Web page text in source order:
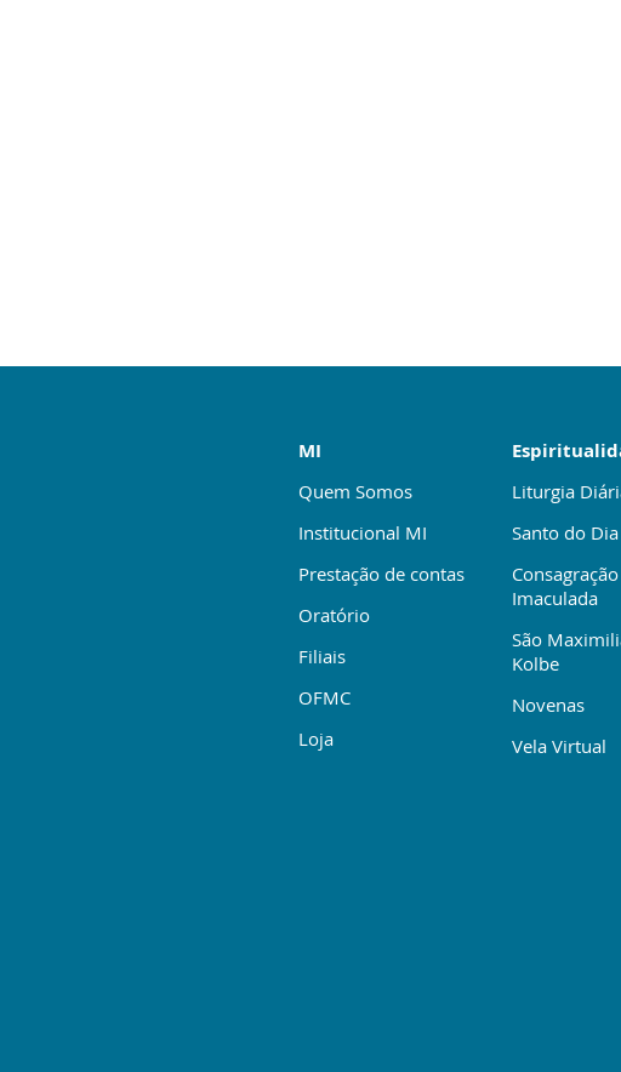
MI
Quem Somos
Institucional MI
Prestação de contas
Oratório
Filiais
OFMC
Loja
Liturgia
Santo do Dia
Imaculada
São
Kolbe
Novenas
Vela Virtual